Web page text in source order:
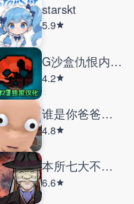
starskt
5.9
G沙盒仇恨内置菜单
4.2
谁是你爸爸联机版
4.8
本所七大不可思议
6.6